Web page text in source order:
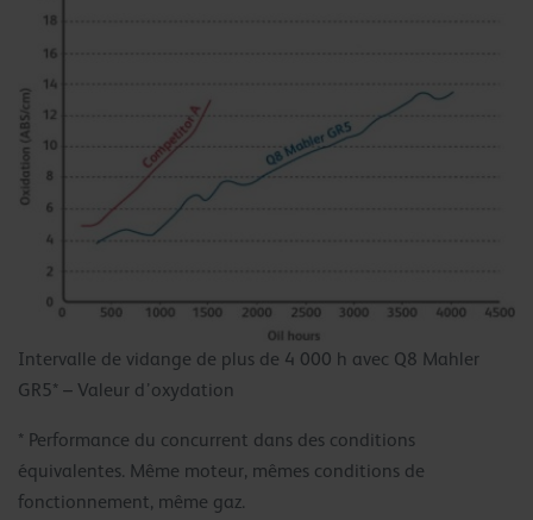
Intervalle de vidange de plus de 4 000 h avec Q8 Mahler
GR5* – Valeur d’oxydation
* Performance du concurrent dans des conditions
équivalentes. Même moteur, mêmes conditions de
fonctionnement, même gaz.